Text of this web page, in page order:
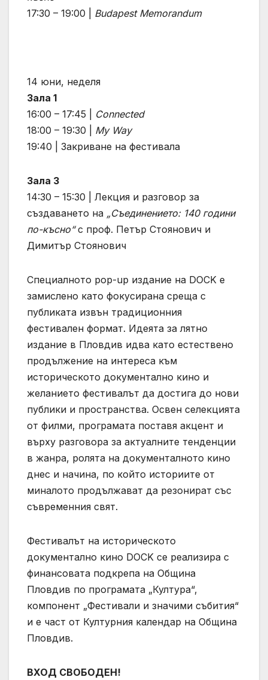
17:30 – 19:00 | Budapest Memorandum
14 юни, неделя
Зала 1
16:00 – 17:45 | Connected
18:00 – 19:30 | My Way
19:40 | Закриване на фестивала
Зала 3
14:30 – 15:30 | Лекция и разговор за
създаването на „Съединението: 140 години
по-късно“с проф. Петър Стоянович и
Димитър Стоянович
Специалното pop-up издание на DOCK е
замислено като фокусирана среща с
публиката извън традиционния
фестивален формат. Идеята за лятно
издание в Пловдив идва като естествено
продължение на интереса към
историческото документално кино и
желанието фестивалът да достига до нови
публики и пространства. Освен селекцията
от филми, програмата поставя акцент и
върху разговора за актуалните тенденции
в жанра, ролята на документалното кино
днес и начина, по който историите от
миналото продължават да резонират със
съвременния свят.
Фестивалът на историческото
документално кино DOCK се реализира с
финансовата подкрепа на Община
Пловдив по програмата „Култура“,
компонент „Фестивали и значими събития“
и е част от Културния календар на Община
Пловдив.
ВХОД СВОБОДЕН!